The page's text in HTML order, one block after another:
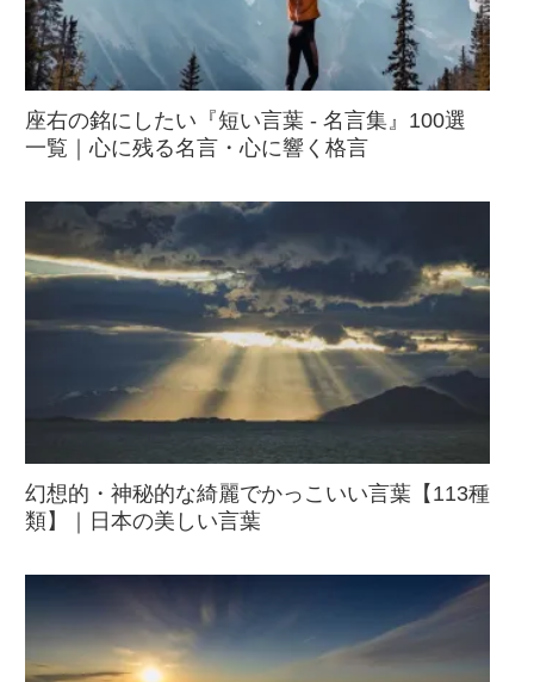
座右の銘にしたい『短い言葉 - 名言集』100選
一覧｜心に残る名言・心に響く格言
幻想的・神秘的な綺麗でかっこいい言葉【113種
類】｜日本の美しい言葉